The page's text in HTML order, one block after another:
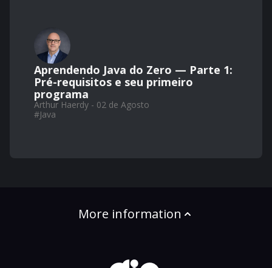
Aprendendo Java do Zero — Parte 1:
Pré-requisitos e seu primeiro
programa
Arthur Haerdy - 02 de Agosto
#Java
More information